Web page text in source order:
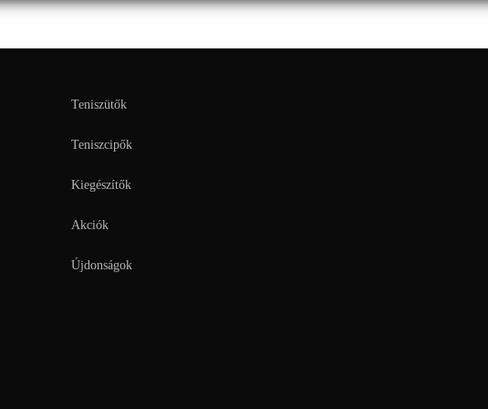
termékoldalon
Teniszütők
Teniszcipők
Kiegészítők
Akciók
Újdonságok